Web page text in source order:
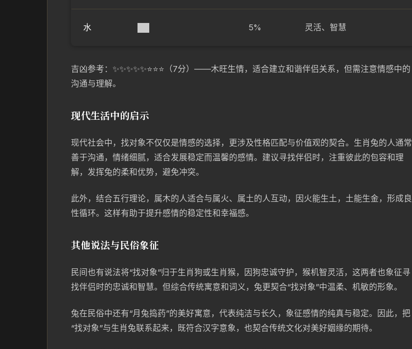
水 5% 灵活、智慧
吉凶参考：✨✨✨✨✨⭐⭐⭐（7分）——木旺生情，适合建立和谐伴侣关系，但需注意情感中的
沟通与理解。
现代生活中的启示
现代社会中，找对象不仅仅是情感的选择，更涉及性格匹配与价值观的契合。生肖兔的人通常
善于沟通，情绪细腻，适合发展稳定而温馨的感情。建议寻找伴侣时，注重彼此的包容和理
解，发挥兔的柔和优势，避免冲突。
此外，结合五行理论，属木的人适合与属火、属土的人互动，因火能生土，土能生金，形成良
性循环。这样有助于提升感情的稳定性和幸福感。
其他说法与民俗象征
民间也有说法将“找对象”归于生肖狗或生肖猴，因狗忠诚守护，猴机智灵活，这两者也象征寻
找伴侣时的忠诚和智慧。但综合传统寓意和词义，兔更契合“找对象”中温柔、机敏的形象。
兔在民俗中还有“月兔捣药”的美好寓意，代表纯洁与长久，象征感情的纯真与稳定。因此，把
“找对象”与生肖兔联系起来，既符合汉字意象，也契合传统文化对美好姻缘的期待。